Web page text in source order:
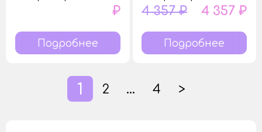
₽
Подробнее
4 357 ₽ 4 357 ₽
Подробнее
1 2 … 4 >